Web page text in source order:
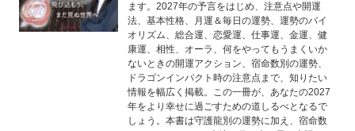
ます。2027年の予言をはじめ、注意点や開運
法、基本性格、月運＆毎日の運勢、運勢のバイ
オリズム、総合運、恋愛運、仕事運、金運、健
康運、相性、オーラ、何をやってもうまくいか
ないときの開運アクション、宿命数別の運勢、
ドラゴンインパクト時の注意点まで、知りたい
情報を幅広く掲載。この一冊が、あなたの2027
年をより幸せに過ごすための道しるべとなるで
しょう。本書は守護龍別の運勢に加え、宿命数